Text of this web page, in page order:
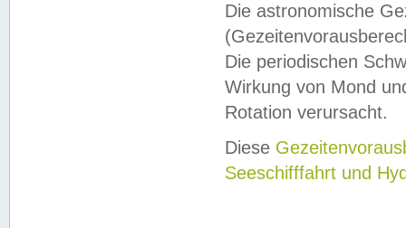
Die astronomische
Die periodischen
Wirkung von Mond
Rotation verursacht.
Diese
Seeschifffahrt und